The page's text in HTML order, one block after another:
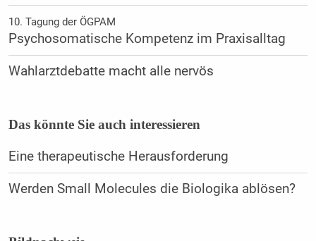
10. Tagung der ÖGPAM
Psychosomatische Kompetenz im Praxisalltag
Wahlarztdebatte macht alle nervös
Das könnte Sie auch interessieren
Eine therapeutische Herausforderung
Werden Small Molecules die Biologika ablösen?